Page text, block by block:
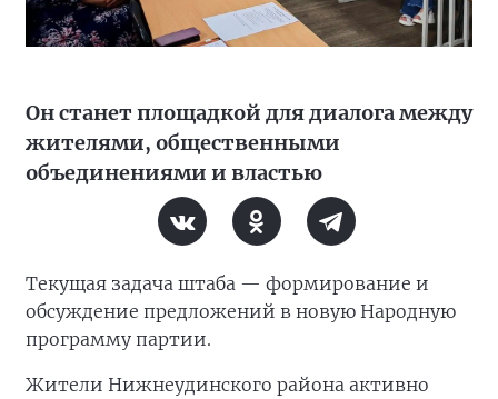
Он станет площадкой для диалога между
жителями, общественными
объединениями и властью
Текущая задача штаба — формирование и
обсуждение предложений в новую Народную
программу партии.
Жители Нижнеудинского района активно